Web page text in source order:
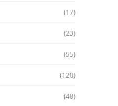
(17)
(23)
(55)
(120)
(48)